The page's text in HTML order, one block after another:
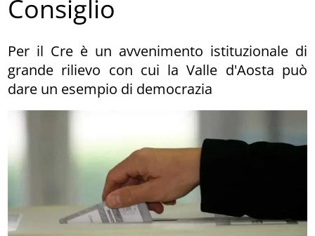
Consiglio
Per il Cre è un avvenimento istituzionale di
grande rilievo con cui la Valle d'Aosta può
dare un esempio di democrazia